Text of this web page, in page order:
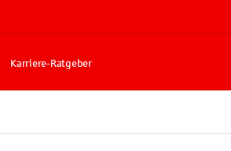
Karriere-Ratgeber